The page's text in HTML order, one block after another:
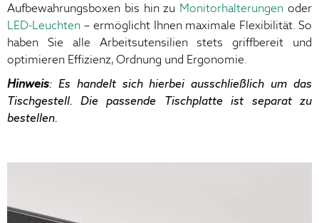
Aufbewahrungsboxen bis hin zu Monitorhalterungen oder
LED-Leuchten – ermöglicht Ihnen maximale Flexibilität. So
haben Sie alle Arbeitsutensilien stets griffbereit und
optimieren Effizienz, Ordnung und Ergonomie.
Hinweis: Es handelt sich hierbei ausschließlich um das
Tischgestell. Die passende Tischplatte ist separat zu
bestellen.